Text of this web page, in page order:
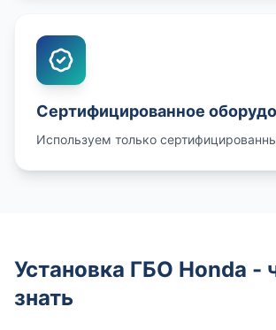
Сертифицированное
Используем только
Установка ГБО Honda -
знать